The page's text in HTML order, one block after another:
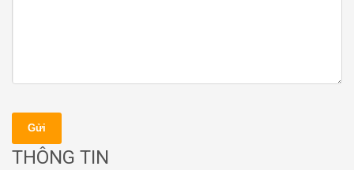
Gửi
THÔNG TIN